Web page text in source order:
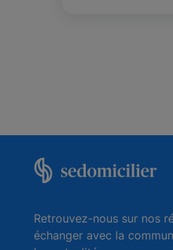
Retrouvez-nous sur nos
échanger avec la